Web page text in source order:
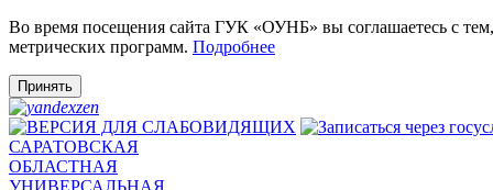
Во время посещения сайта ГУК «ОУНБ» вы соглашаетесь с
метрических программ. Подробнее
Принять
САРАТОВСКАЯ
ОБЛАСТНАЯ
УНИВЕРСАЛЬНАЯ